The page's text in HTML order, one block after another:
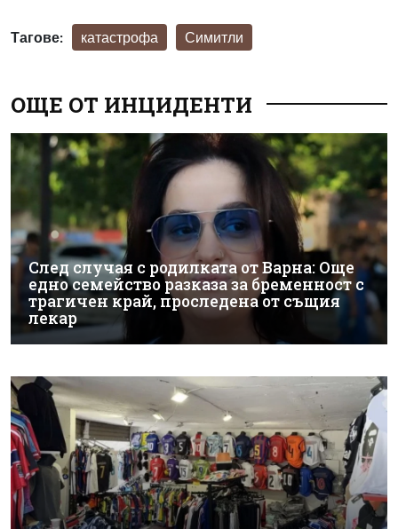
Тагове: катастрофа Симитли
ОЩЕ ОТ ИНЦИДЕНТИ
След случая с родилката от Варна: Още
едно семейство разказа за бременност с
трагичен край, проследена от същия
лекар